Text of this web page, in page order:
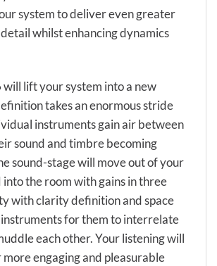
system to deliver even greater
whilst enhancing dynamics
will lift your system into a new
takes an enormous stride
instruments gain air between
sound and timbre becoming
sound-stage will move out of your
into the room with gains in three
with clarity definition and space
for them to interrelate
each other. Your listening will
more engaging and pleasurable